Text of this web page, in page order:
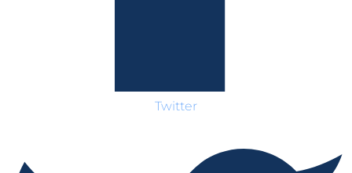
Twitter